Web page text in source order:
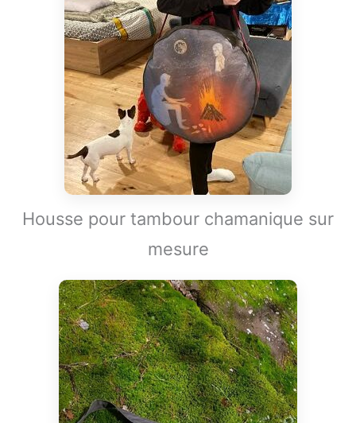
Housse pour tambour chamanique sur
mesure